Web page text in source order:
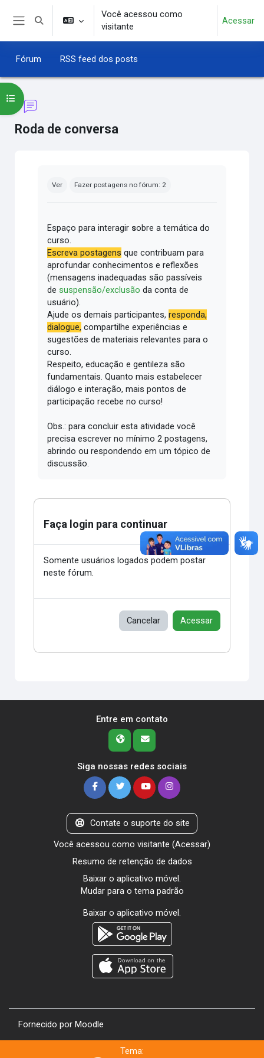
Ir para o conteúdo principal
Alternar entrada de pesquisa
Você acessou como
visitante
Acessar
Fórum RSS feed dos posts
Roda de conversa
Abrir índice do curso
Ver Fazer postagens no fórum: 2
Espaço para interagir sobre a temática do
curso.
Escreva postagens que contribuam para
aprofundar conhecimentos e reflexões
(mensagens inadequadas são passíveis
desuspensão/exclusão da conta de
usuário).
Ajude os demais participantes,responda,
dialogue, compartilhe experiências e
sugestões de materiais relevantes para o
curso.
Respeito, educação e gentileza são
fundamentais.Quanto mais estabelecer
diálogo e interação, mais pontos de
participação recebe no curso!
Obs.: para concluir esta atividade você
precisa escrever no mínimo 2 postagens,
abrindo ou respondendo em um tópico de
discussão.
Faça login para continuar
Somente usuários logados podem postar
neste fórum.
Cancelar Acessar
Entre em contato
Siga nossas redes sociais
Contate o suporte do site
Você acessou como visitante (Acessar)
Resumo de retenção de dados
Baixar o aplicativo móvel.
Mudar para o tema padrão
Baixar o aplicativo móvel.
Fornecido por Moodle
Tema: